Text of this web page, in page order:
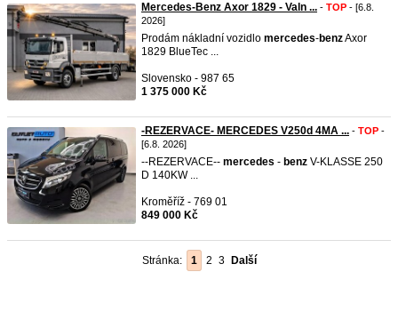
Mercedes-Benz Axor 1829 - Valn ... - TOP - [6.8.
2026]
Prodám nákladní vozidlo mercedes-benzAxor
1829 BlueTec ...
Slovensko - 987 65
1 375 000 Kč
-REZERVACE- MERCEDES V250d 4MA ... - TOP -
[6.8. 2026]
--REZERVACE-- mercedes - benz V-KLASSE 250
D 140KW ...
Kroměříž - 769 01
849 000 Kč
Stránka: 1 2 3 Další